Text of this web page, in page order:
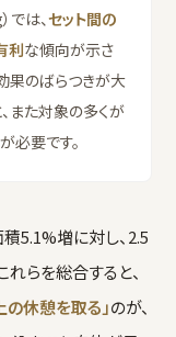
は、セット間の
利な傾向が示さ
果のばらつきが大
また対象の多くが
必要です。
5.1%増に対し、2.5
らを総合すると、
休憩を取る」のが、